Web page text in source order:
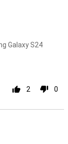
Galaxy S24
2 0